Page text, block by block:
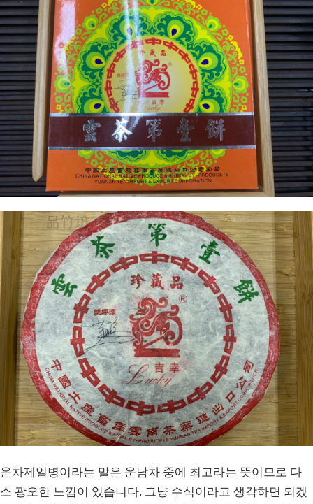
운차제일병이라는 말은 운남차 중에 최고라는 뜻이므로 다
소 광오한 느낌이 있습니다. 그냥 수식이라고 생각하면 되겠